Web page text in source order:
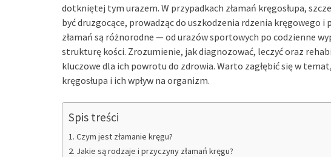
dotkniętej tym urazem. W przypadkach złamań kręgosłupa,
być druzgocące, prowadząc do uszkodzenia rdzenia kręgowego
złamań są różnorodne — od urazów sportowych po codzienne
strukturę kości. Zrozumienie, jak diagnozować, leczyć oraz
kluczowe dla ich powrotu do zdrowia. Warto zagłębić się w
kręgosłupa i ich wpływ na organizm.
Spis treści
Czym jest złamanie kręgu?
Jakie są rodzaje i przyczyny złamań kręgu?